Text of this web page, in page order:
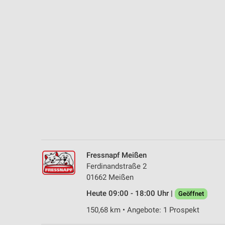
Fressnapf Meißen
Ferdinandstraße 2
01662 Meißen
Heute 09:00 - 18:00 Uhr |
Geöffnet
150,68 km • Angebote: 1 Prospekt
Notwendig